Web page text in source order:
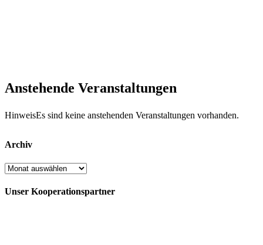
Anstehende Veranstaltungen
HinweisEs sind keine anstehenden Veranstaltungen vorhanden.
Archiv
Archiv
Unser Kooperationspartner